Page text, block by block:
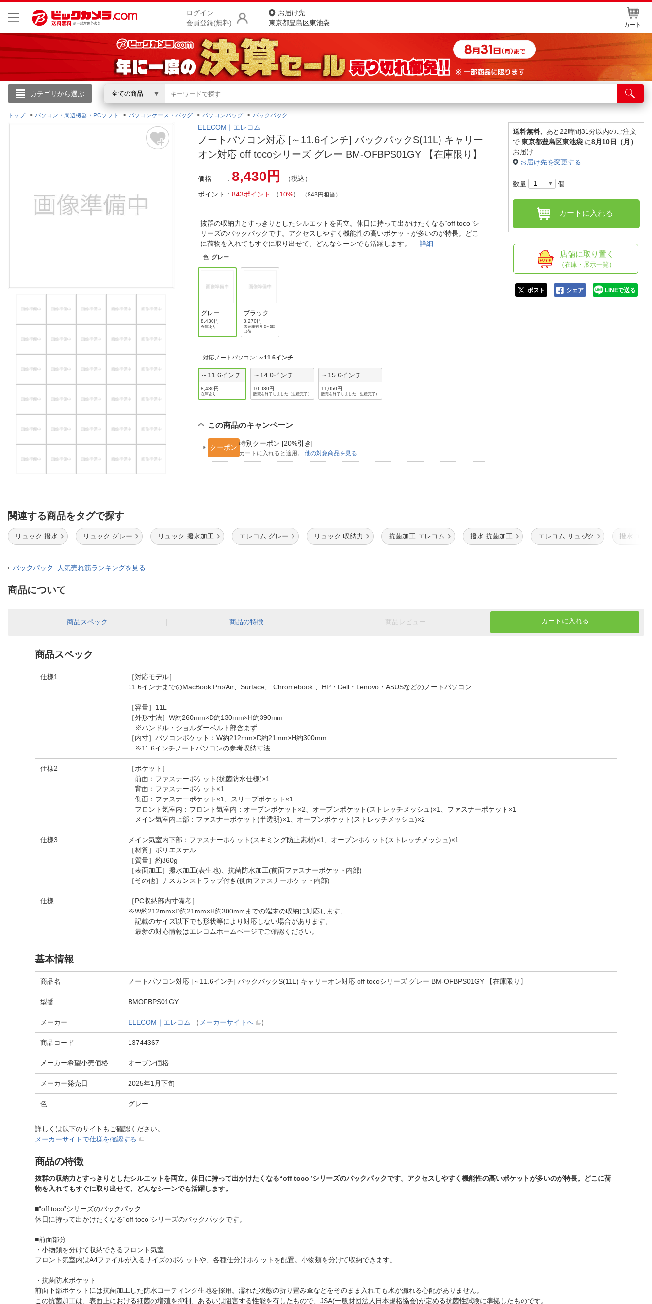
ログイン
会員登録(無料)
お届け先
東京都豊島区東池袋
カート
カテゴリから選ぶ 全ての商品
こんにちは
ログイン
閲覧履歴
商品をさがす
ランキングからさがす
カテゴリ一覧からさがす
お客様サポート
よくある質問・お問合せ
ご利用規約
店舗サービス
ネット取り置き
店舗情報・店舗一覧
IR情報
トップ パソコン・周辺機器・PCソフト パソコンケース・バッグ パソコンバッグ バックパック
ELECOM｜エレコム
ノートパソコン対応 [～11.6インチ] バックパックS(11L) キャリー
オン対応 off tocoシリーズ グレー BM-OFBPS01GY 【在庫限り】
価格 8,430円
（税込）
ポイント
843ポイント （10%） （843円相当）
抜群の収納力とすっきりとしたシルエットを両立。休日に持って出かけたくなる“off toco”シ
リーズのバックパックです。アクセスしやすく機能性の高いポケットが多いのが特長。どこ
に荷物を入れてもすぐに取り出せて、どんなシーンでも活躍します。詳細
色: グレー
グレー
8,430円
在庫あり
ブラック
8,270円
店在庫有り 2～3日
出荷
対応ノートパソコン: ～11.6インチ
～11.6インチ
8,430円
在庫あり
～14.0インチ
10,030円
販売を終了しました（生産完了）
～15.6インチ
11,050円
販売を終了しました（生産完了）
この商品のキャンペーン
クーポン
特別クーポン [20%引き]
カートに入れると適用。他の対象商品を見る
送料無料、 あと22時間31分以内のご注文
で 東京都豊島区東池袋 に8月10日（月）
お届け
お届け先を変更する
数量 個
カートに入れる
店舗に取り置く
（在庫・展示一覧）
ポスト シェア LINEで送る
関連する商品をタグで探す
リュック 撥水 リュック グレー リュック 撥水加工 エレコム グレー リュック 収納力 抗菌加工 エレコム 撥水 抗菌加工 エレコム リュック 撥水 エレ
バックパック 人気売れ筋ランキングを見る
商品について
カートに入れる
商品スペック 商品の特徴 商品レビュー
商品スペック
仕様1
［対応モデル］
11.6インチまでのMacBook Pro/Air、Surface、 Chromebook 、HP・Dell・Lenovo・ASUSなどのノートパソコン
［容量］11L
［外形寸法］W約260mm×D約130mm×H約390mm
※ハンドル・ショルダーベルト部含まず
［内寸］パソコンポケット：W約212mm×D約21mm×H約300mm
※11.6インチノートパソコンの参考収納寸法
仕様2
［ポケット］
前面：ファスナーポケット(抗菌防水仕様)×1
背面：ファスナーポケット×1
側面：ファスナーポケット×1、スリーブポケット×1
フロント気室内：フロント気室内：オープンポケット×2、オープンポケット(ストレッチメッシュ)×1、ファスナーポケット×1
メイン気室内上部：ファスナーポケット(半透明)×1、オープンポケット(ストレッチメッシュ)×2
仕様3
メイン気室内下部：ファスナーポケット(スキミング防止素材)×1、オープンポケット(ストレッチメッシュ)×1
［材質］ポリエステル
［質量］約860g
［表面加工］撥水加工(表生地)、抗菌防水加工(前面ファスナーポケット内部)
［その他］ナスカンストラップ付き(側面ファスナーポケット内部)
仕様
［PC収納部内寸備考］
※W約212mm×D約21mm×H約300mmまでの端末の収納に対応します。
記載のサイズ以下でも形状等により対応しない場合があります。
最新の対応情報はエレコムホームページでご確認ください。
基本情報
商品名 ノートパソコン対応 [～11.6インチ] バックパックS(11L) キャリーオン対応 off tocoシリーズ グレー BM-OFBPS01GY 【在庫限り】
型番 BMOFBPS01GY
メーカー ELECOM｜エレコム （ メーカーサイトへ ）
商品コード 13744367
メーカー希望小売価格 オープン価格
メーカー発売日 2025年1月下旬
色 グレー
詳しくは以下のサイトもご確認ください。
メーカーサイトで仕様を確認する
商品の特徴
抜群の収納力とすっきりとしたシルエットを両立。休日に持って出かけたくなる“off toco”シリーズのバックパックです。アクセスしやすく機能性の高いポケットが多いのが特長。どこに荷
物を入れてもすぐに取り出せて、どんなシーンでも活躍します。
■“off toco”シリーズのバックパック
休日に持って出かけたくなる“off toco”シリーズのバックパックです。
■前面部分
・小物類を分けて収納できるフロント気室
フロント気室内はA4ファイルが入るサイズのポケットや、各種仕分けポケットを配置。小物類を分けて収納できます。
・抗菌防水ポケット
前面下部ポケットには抗菌加工した防水コーティング生地を採用。濡れた状態の折り畳み傘などをそのまま入れても水が漏れる心配がありません。
この抗菌加工は、表面上における細菌の増殖を抑制、あるいは阻害する性能を有したもので、JSA(一般財団法人日本規格協会)が定める抗菌性試験に準拠したものです。